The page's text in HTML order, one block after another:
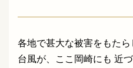
各地で甚大な被害をもたら
台風が、ここ岡崎にも 近